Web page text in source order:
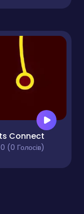
Connect
0 (0 Голосів)